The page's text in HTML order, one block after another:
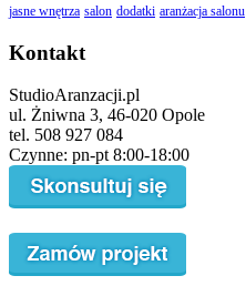
jasne wnętrza salon dodatki aranżacja salonu
Kontakt
StudioAranzacji.pl
ul. Żniwna 3, 46-020 Opole
tel. 508 927 084
Czynne: pn-pt 8:00-18:00